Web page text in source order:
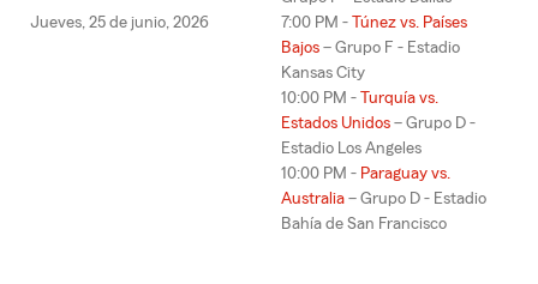
Jueves, 25 de junio, 2026
7:00 PM -
Túnez vs. Países
Bajos – Grupo F - Estadio
Kansas City
10:00 PM -
Turquía vs.
Estados Unidos – Grupo D -
Estadio Los Angeles
10:00 PM - Paraguay vs.
Australia – Grupo D - Estadio
Bahía de San Francisco